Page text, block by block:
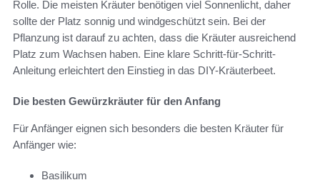
Rolle. Die meisten Kräuter benötigen viel Sonnenlicht, daher
sollte der Platz sonnig und windgeschützt sein. Bei der
Pflanzung ist darauf zu achten, dass die Kräuter ausreichend
Platz zum Wachsen haben. Eine klare Schritt-für-Schritt-
Anleitung erleichtert den Einstieg in das DIY-Kräuterbeet.
Die besten Gewürzkräuter für den Anfang
Für Anfänger eignen sich besonders die besten Kräuter für
Anfänger wie:
Basilikum